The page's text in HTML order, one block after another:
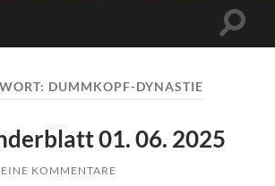
DUMMKOPF-DYNASTIE
01. 06. 2025
KOMMENTARE